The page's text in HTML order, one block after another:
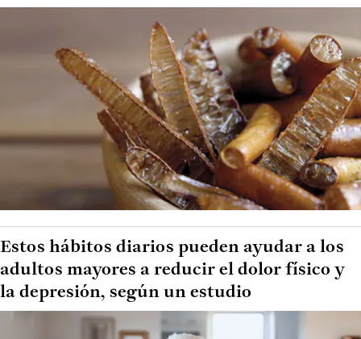
Estos hábitos diarios pueden ayudar a los
adultos mayores a reducir el dolor físico y
la depresión, según un estudio